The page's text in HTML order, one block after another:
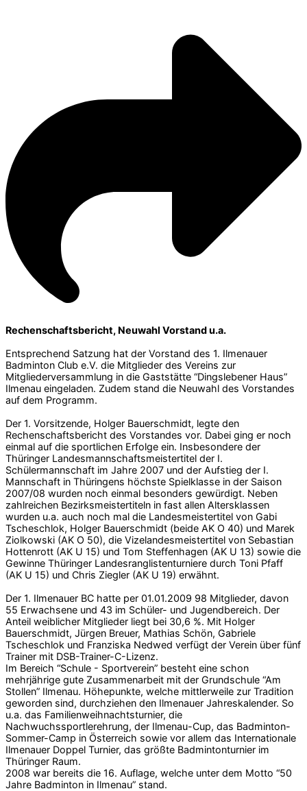
Rechenschaftsbericht, Neuwahl Vorstand u.a.
Entsprechend Satzung hat der Vorstand des 1. Ilmenauer
Badminton Club e.V. die Mitglieder des Vereins zur
Mitgliederversammlung in die Gaststätte “Dingslebener Haus”
Ilmenau eingeladen. Zudem stand die Neuwahl des Vorstandes
auf dem Programm.
Der 1. Vorsitzende, Holger Bauerschmidt, legte den
Rechenschaftsbericht des Vorstandes vor. Dabei ging er noch
einmal auf die sportlichen Erfolge ein. Insbesondere der
Thüringer Landesmannschaftsmeistertitel der I.
Schülermannschaft im Jahre 2007 und der Aufstieg der I.
Mannschaft in Thüringens höchste Spielklasse in der Saison
2007/08 wurden noch einmal besonders gewürdigt. Neben
zahlreichen Bezirksmeistertiteln in fast allen Altersklassen
wurden u.a. auch noch mal die Landesmeistertitel von Gabi
Tscheschlok, Holger Bauerschmidt (beide AK O 40) und Marek
Ziolkowski (AK O 50), die Vizelandesmeistertitel von Sebastian
Hottenrott (AK U 15) und Tom Steffenhagen (AK U 13) sowie die
Gewinne Thüringer Landesranglistenturniere durch Toni Pfaff
(AK U 15) und Chris Ziegler (AK U 19) erwähnt.
Der 1. Ilmenauer BC hatte per 01.01.2009 98 Mitglieder, davon
55 Erwachsene und 43 im Schüler- und Jugendbereich. Der
Anteil weiblicher Mitglieder liegt bei 30,6 %. Mit Holger
Bauerschmidt, Jürgen Breuer, Mathias Schön, Gabriele
Tscheschlok und Franziska Nedwed verfügt der Verein über fünf
Trainer mit DSB-Trainer-C-Lizenz.
Im Bereich “Schule - Sportverein” besteht eine schon
mehrjährige gute Zusammenarbeit mit der Grundschule “Am
Stollen” Ilmenau. Höhepunkte, welche mittlerweile zur Tradition
geworden sind, durchziehen den Ilmenauer Jahreskalender. So
u.a. das Familienweihnachtsturnier, die
Nachwuchssportlerehrung, der Ilmenau-Cup, das Badminton-
Sommer-Camp in Österreich sowie vor allem das Internationale
Ilmenauer Doppel Turnier, das größte Badmintonturnier im
Thüringer Raum.
2008 war bereits die 16. Auflage, welche unter dem Motto “50
Jahre Badminton in Ilmenau” stand.